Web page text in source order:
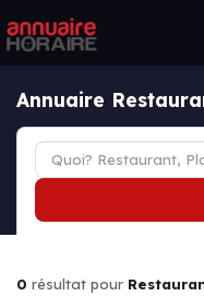
Annuaire
0 résultat pour